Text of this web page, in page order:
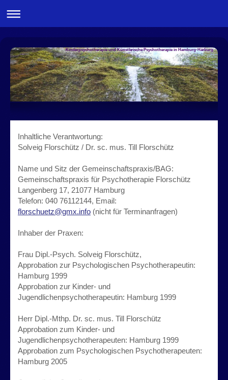
Kinderpsychotherapie und Künstlerische Psychotherapie in Hamburg-Harburg
Inhaltliche Verantwortung:
Solveig Florschütz / Dr. sc. mus. Till Florschütz
Name und Sitz der Gemeinschaftspraxis/BAG:
Gemeinschaftspraxis für Psychotherapie Florschütz
Langenberg 17, 21077 Hamburg
Telefon: 040 76112144, Email:
florschuetz@gmx.info (nicht für Terminanfragen)
Inhaber der Praxen:
Frau Dipl.-Psych. Solveig Florschütz,
Approbation zur Psychologischen Psychotherapeutin:
Hamburg 1999
Approbation zur Kinder- und
Jugendlichenpsychotherapeutin: Hamburg 1999
Herr Dipl.-Mthp. Dr. sc. mus. Till Florschütz
Approbation zum Kinder- und
Jugendlichenpsychotherapeuten: Hamburg 1999
Approbation zum Psychologischen Psychotherapeuten:
Hamburg 2005